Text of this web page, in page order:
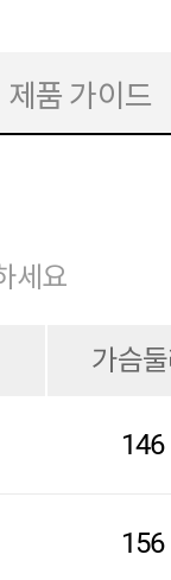
제품 가이드
세요
가슴
146
156